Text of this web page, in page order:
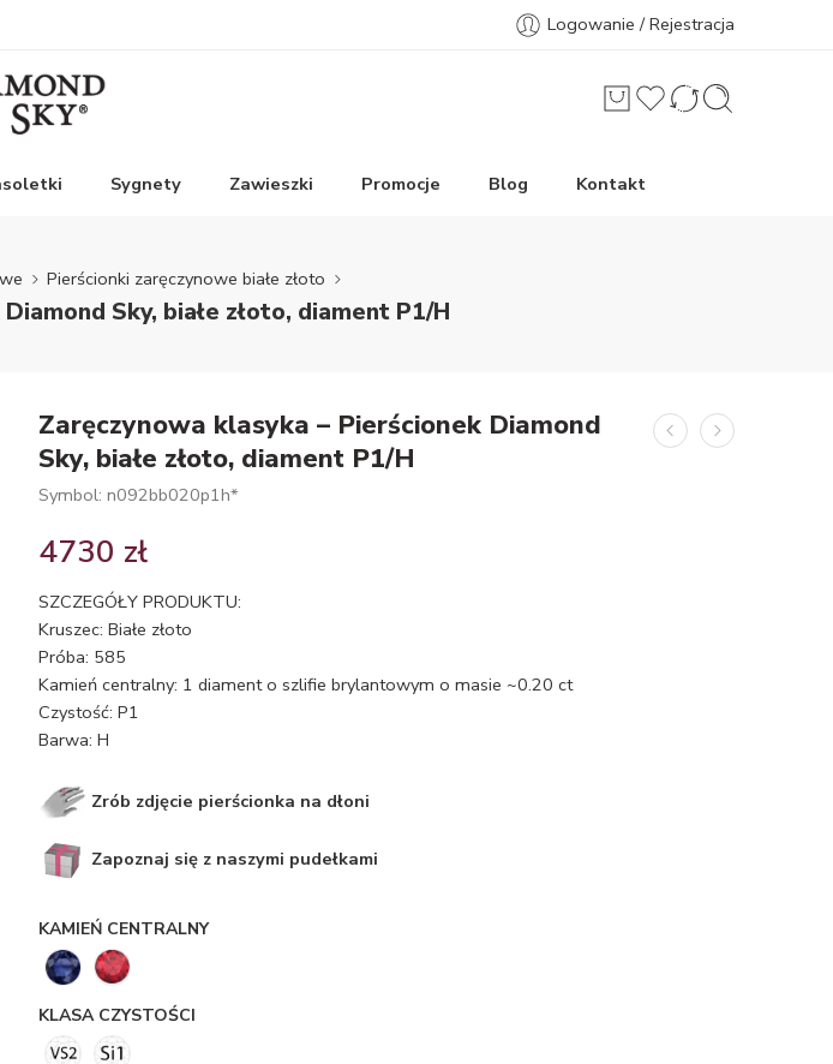
Logowanie / Rejestracja
Sygnety Zawieszki Promocje Blog Kontakt
Pierścionki zaręczynowe białe złoto
Sky, białe złoto, diament P1/H
Zaręczynowa klasyka – Pierścionek Diamond
Sky, białe złoto, diament P1/H
Symbol: n092bb020p1h*
4730 zł
SZCZEGÓŁY PRODUKTU:
Kruszec: Białe złoto
Próba: 585
Kamień centralny: 1 diament o szlifie brylantowym o masie ~0.20 ct
Czystość: P1
Barwa: H
Zrób zdjęcie pierścionka na dłoni
Zapoznaj się z naszymi pudełkami
KAMIEŃ CENTRALNY
KLASA CZYSTOŚCI